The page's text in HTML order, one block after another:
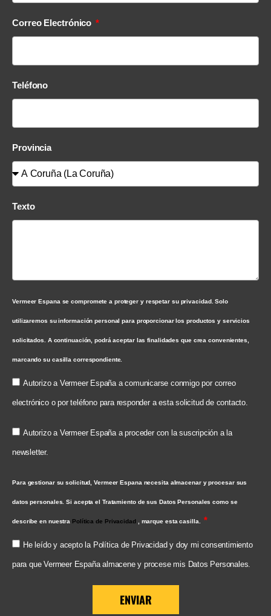
Correo Electrónico
Teléfono
Provincia
Texto
Vermeer Espana se compromete a proteger y respetar su privacidad. Solo
utilizaremos su información personal para proporcionar los productos y servicios
solicitados. A continuación, podrá aceptar las finalidades que crea convenientes,
marcando su casilla correspondiente.
Autorizo a Vermeer España a comunicarse conmigo por correo
electrónico o por teléfono para responder a esta solicitud de contacto.
Autorizo a Vermeer España a proceder con la suscripción a la
newsletter.
Para gestionar su solicitud, Vermeer Espana necesita almacenar y procesar sus
datos personales. Si acepta el Tratamiento de sus Datos Personales como se
describe en nuestra Política de Privacidad , marque esta casilla.
He leído y acepto la Política de Privacidad y doy mi consentimiento
para que Vermeer España almacene y procese mis Datos Personales.
ENVIAR